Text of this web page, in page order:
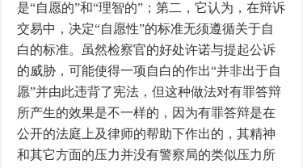
是“自愿的”和“理智的”；第二，它认为，在辩诉
交易中，决定“自愿性”的标准无须遵循关于自
白的标准。虽然检察官的好处许诺与提起公诉
的威胁，可能使得一项自白的作出“并非出于自
愿”并由此违背了宪法，但这种做法对有罪答辩
所产生的效果是不一样的，因为有罪答辩是在
公开的法庭上及律师的帮助下作出的，其精神
和其它方面的压力并没有警察局的类似压力所